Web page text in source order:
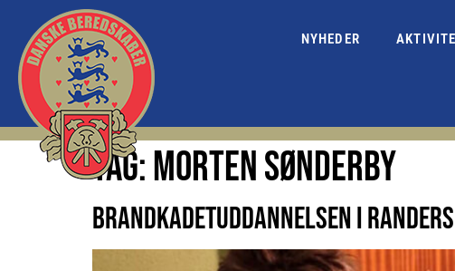
NYHEDER
TAG:MORTEN SØNDERBY
BRANDKADETUDDANNELSEN I